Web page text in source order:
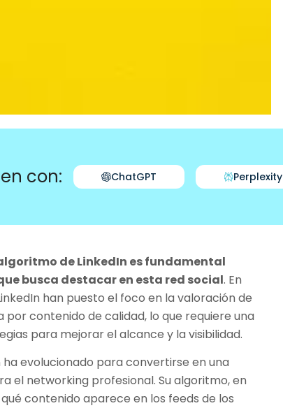
con: ChatGPT Perplexity
de LinkedIn es fundamental
busca destacar en esta red social. En
han puesto el foco en la valoración de
contenido de calidad, lo que requiere una
para mejorar el alcance y la visibilidad.
ha evolucionado para convertirse en una
el networking profesional. Su algoritmo, en
contenido aparece en los feeds de los